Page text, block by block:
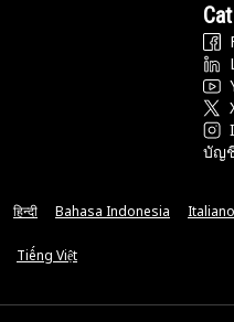
บัญ
हिन्दी Bahasa Indonesia Italiano
Tiếng Việt